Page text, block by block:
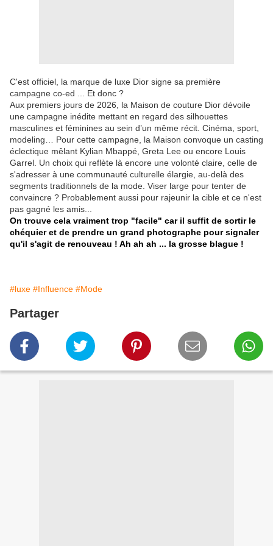
C'est officiel, la marque de luxe Dior signe sa première
campagne co-ed ... Et donc ?
Aux premiers jours de 2026, la Maison de couture Dior dévoile
une campagne inédite mettant en regard des silhouettes
masculines et féminines au sein d’un même récit. Cinéma, sport,
modeling… Pour cette campagne, la Maison convoque un casting
éclectique mêlant Kylian Mbappé, Greta Lee ou encore Louis
Garrel. Un choix qui reflète là encore une volonté claire, celle de
s'adresser à une communauté culturelle élargie, au-delà des
segments traditionnels de la mode. Viser large pour tenter de
convaincre ? Probablement aussi pour rajeunir la cible et ce n'est
pas gagné les amis...
On trouve cela vraiment trop "facile" car il suffit de sortir le
chéquier et de prendre un grand photographe pour signaler
qu'il s'agit de renouveau ! Ah ah ah ... la grosse blague !
#luxe #Influence #Mode
Partager